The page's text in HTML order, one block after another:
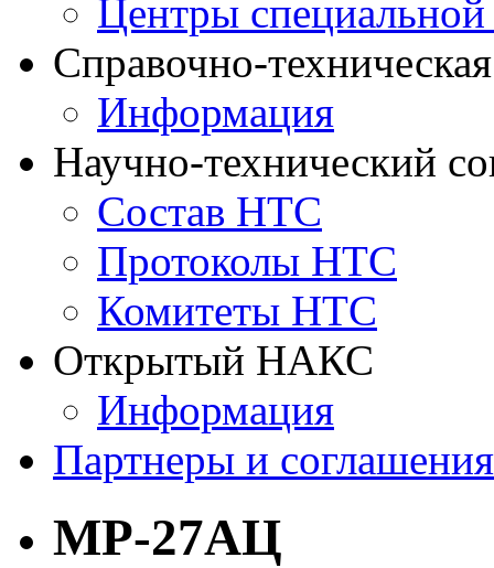
Центры
Справочно-
Информация
Научно-технический
Состав НТС
Протоколы НТС
Комитеты НТС
Открытый НАКС
Информация
Партнеры и соглашения
МР-27АЦ